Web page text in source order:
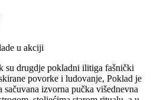
u akciji
su drugdje pokladni ilitiga fašnički
povorke i ludovanje, Poklad je
izvorna pučka višednevna